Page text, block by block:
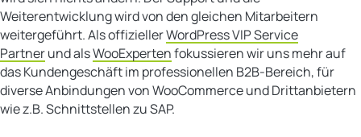
Weiterentwicklung wird von den gleichen Mitarbeitern
weitergeführt. Als offiziellerWordPress VIP Service
Partnerund alsWooExpertenfokussieren wir uns mehr auf
das Kundengeschäft im professionellen B2B-Bereich, für
diverse Anbindungen von WooCommerce und Drittanbietern
wie z.B. Schnittstellen zu SAP.